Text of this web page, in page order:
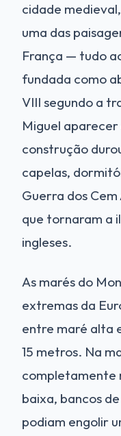
cidade
uma das
França — tudo
fundada como
VIII segundo a
Miguel aparecer
construção
capelas,
Guerra dos
que tornaram a
ingleses.
As marés do
extremas da
entre maré alta
15 metros. Na
completamente
baixa, bancos
podiam engolir